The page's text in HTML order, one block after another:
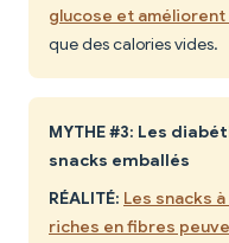
glucose et
que des calories vides.
MYTHE #3: Les
snacks emballés
RÉALITÉ: Les snacks
riches en fibres